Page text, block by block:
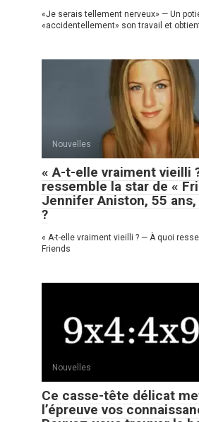
«Je serais tellement nerveux» — Un
«accidentellement» son travail et
Nouvelles
« A-t-elle vraiment vieilli
ressemble la star de «
Jennifer Aniston, 55
?
« A-t-elle vraiment vieilli ? — À quoi
Friends
Nouvelles
Ce casse-tête délicat
l’épreuve vos